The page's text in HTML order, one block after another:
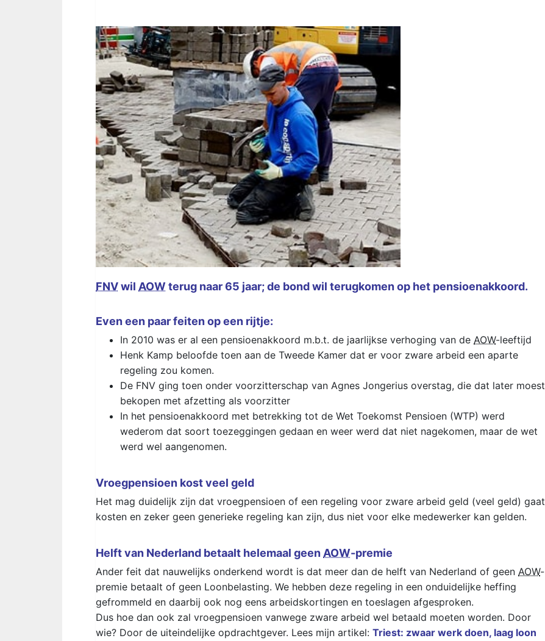
FNVwil AOWterug naar 65 jaar; de bond wil terugkomen op het pensioenakkoord.
Even een paar feiten op een rijtje:
In 2010 was er al een pensioenakkoord m.b.t. de jaarlijkse verhoging van de AOW-leeftijd
Henk Kamp beloofde toen aan de Tweede Kamer dat er voor zware arbeid een aparte
regeling zou komen.
De FNV ging toen onder voorzitterschap van Agnes Jongerius overstag, die dat later moest
bekopen met afzetting als voorzitter
In het pensioenakkoord met betrekking tot de Wet Toekomst Pensioen (WTP) werd
wederom dat soort toezeggingen gedaan en weer werd dat niet nagekomen, maar de wet
werd wel aangenomen.
Vroegpensioen kost veel geld
Het mag duidelijk zijn dat vroegpensioen of een regeling voor zware arbeid geld (veel geld) gaat
kosten en zeker geen generieke regeling kan zijn, dus niet voor elke medewerker kan gelden.
Helft van Nederland betaalt helemaal geen AOW-premie
Ander feit dat nauwelijks onderkend wordt is dat meer dan de helft van Nederland of geen AOW-
premie betaalt of geen Loonbelasting. We hebben deze regeling in een onduidelijke heffing
gefrommeld en daarbij ook nog eens arbeidskortingen en toeslagen afgesproken.
Dus hoe dan ook zal vroegpensioen vanwege zware arbeid wel betaald moeten worden. Door
wie? Door de uiteindelijke opdrachtgever. Lees mijn artikel: Triest: zwaar werk doen, laag loon